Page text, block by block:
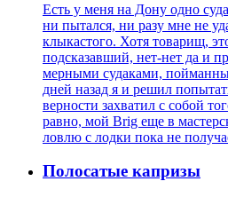
Есть у меня на Дону одно
ни пытался, ни разу мне не
клыкастого. Хотя товарищ,
подсказавший, нет-нет да и
мерными судаками,
дней назад я и решил
верности захватил с собой
равно, мой Brig еще в
ловлю с лодки пока не
Полосатые капризы